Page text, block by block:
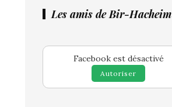
Les amis de Bir-Hacheim
Facebook est désactivé
Autoriser